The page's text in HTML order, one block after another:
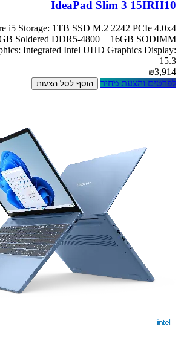
IdeaPad Slim 3 15IRH10
i5 Storage: 1TB SSD M.2 2242 PCIe 4.0x4
Soldered DDR5-4800 + 16GB SODIMM
Integrated Intel UHD Graphics Display:
15.3
₪3,914
לפרטים והצעת מחיר
הוסף לסל הצעות